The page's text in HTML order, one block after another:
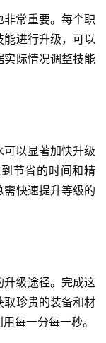
非常重要。每个职
进行升级，可以
实际情况调整技能
以显著加快升级
节省的时间和精
快速提升等级的
升级途径。完成这
取珍贵的装备和材
每一分每一秒。